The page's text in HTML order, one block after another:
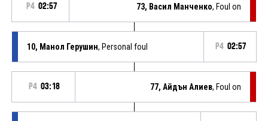
P4 02:57 73, Васил Манченко, Foul on
10, Манол Герушин, Personal foul P4 02:57
P4 03:18 77, Айдън Алиев, Foul on